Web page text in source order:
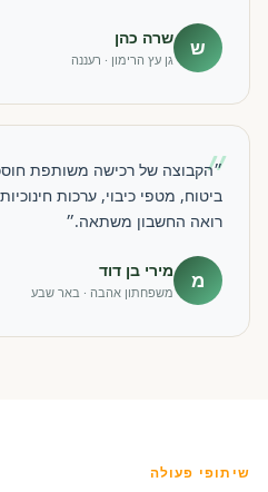
ש שרה כהן
גן עץ הרימון · רעננה
״
״הקבוצה של רכישה משותפת
ביטוח, מטפי כיבוי, ערכות
רואה החשבון משתאה.״
מ מירי בן דוד
משפחתון אהבה · באר שבע
שיתופי פעולה